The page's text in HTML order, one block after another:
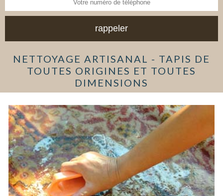
NETTOYAGE ARTISANAL - TAPIS DE
TOUTES ORIGINES ET TOUTES
DIMENSIONS